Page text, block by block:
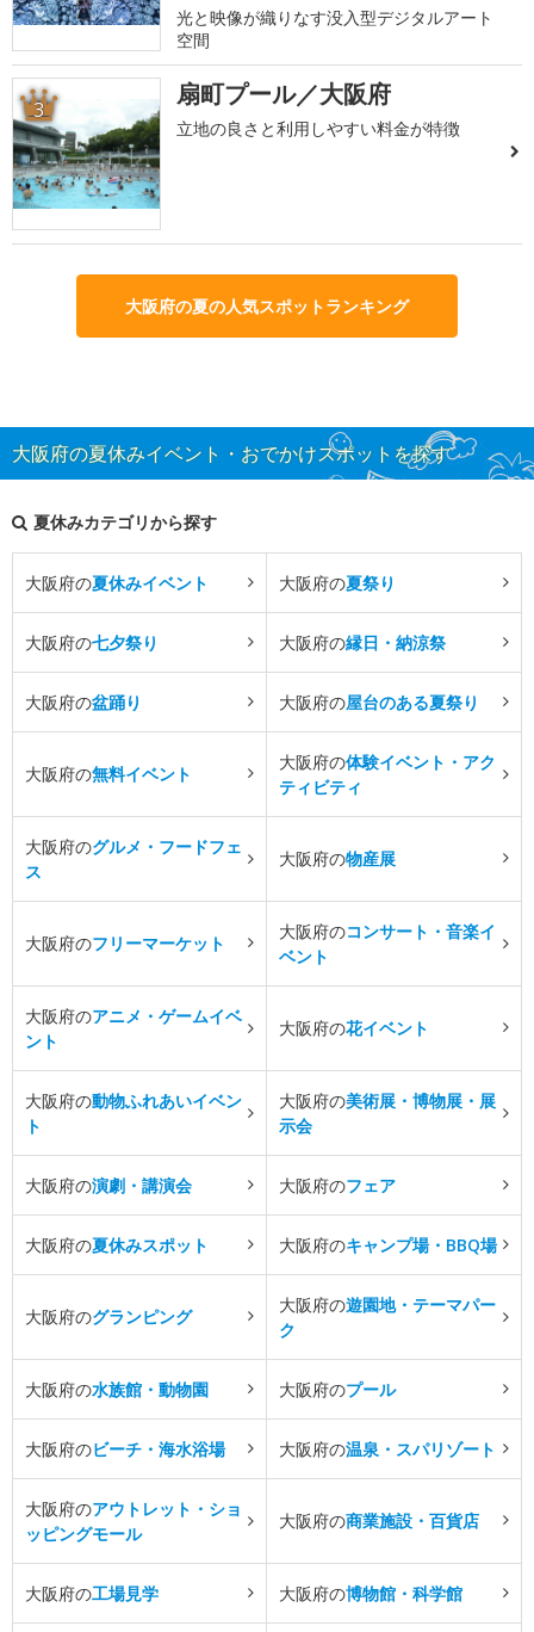
光と映像が織りなす没入型デジタルアート
空間
3 扇町プール／大阪府
立地の良さと利用しやすい料金が特徴
大阪府の夏の人気スポットランキング
大阪府の夏休みイベント・おでかけスポットを探す
夏休みカテゴリから探す
大阪府の夏休みイベント 大阪府の夏祭り
大阪府の七夕祭り 大阪府の縁日・納涼祭
大阪府の盆踊り 大阪府の屋台のある夏祭り
大阪府の無料イベント
大阪府の体験イベント・アク
ティビティ
大阪府のグルメ・フードフェ
ス
大阪府の物産展
大阪府のフリーマーケット
大阪府のコンサート・音楽イ
ベント
大阪府のアニメ・ゲームイベ
ント
大阪府の花イベント
大阪府の動物ふれあいイベン
ト
大阪府の美術展・博物展・展
示会
大阪府の演劇・講演会 大阪府のフェア
大阪府の夏休みスポット 大阪府のキャンプ場・BBQ場
大阪府のグランピング
大阪府の遊園地・テーマパー
ク
大阪府の水族館・動物園 大阪府のプール
大阪府のビーチ・海水浴場 大阪府の温泉・スパリゾート
大阪府のアウトレット・ショ
ッピングモール
大阪府の商業施設・百貨店
大阪府の工場見学 大阪府の博物館・科学館